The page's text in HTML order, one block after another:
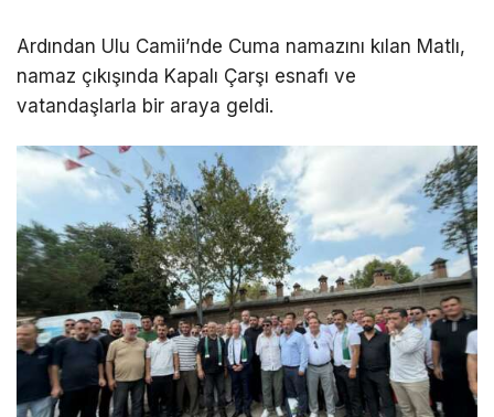
Ardından Ulu Camii’nde Cuma namazını kılan Matlı,
namaz çıkışında Kapalı Çarşı esnafı ve
vatandaşlarla bir araya geldi.